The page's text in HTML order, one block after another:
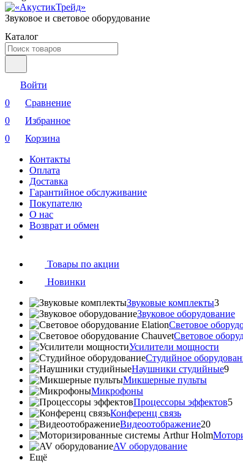
Звуковое и световое оборудование
Каталог
Войти
0
Сравнение
0
Избранное
0
Корзина
Контакты
Оплата
Доставка
Гарантийное обслуживание
Покупателю
О нас
Возврат и обмен
Товары по акции
Новинки
Звуковые комплекты3
Звуковое оборудование
Световое
Cветовое
Усилители мощности
Студийное
Наушники студийные9
Микшерные пульты
Микрофоны
Процессоры эффектов5
Конференц связь
Видеоотображение20
AV оборудование
Ещё